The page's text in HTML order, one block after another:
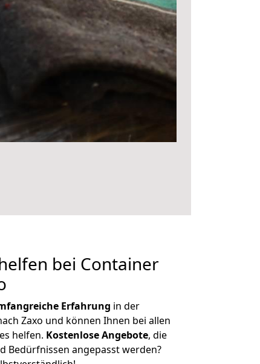
bei Container
Erfahrung in der
Zaxo und können Ihnen bei allen
helfen. Kostenlose Angebote, die
Bedürfnissen angepasst werden?